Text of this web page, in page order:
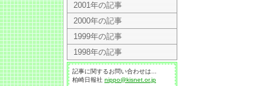
2001年の記事
2000年の記事
1999年の記事
1998年の記事
記事に関するお問い合わせは...
柏崎日報社 nippo@kisnet.or.jp